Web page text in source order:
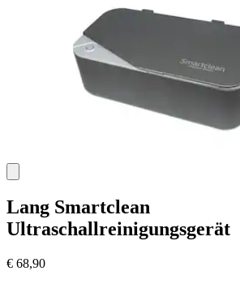
Lang Smartclean
Ultraschallreinigungsgerät
€ 68,90